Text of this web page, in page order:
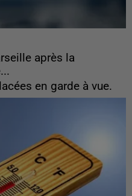
après la
en garde à vue.